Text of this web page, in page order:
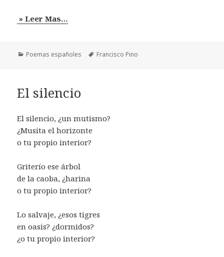
» Leer Mas…
Categorías
Poemas españoles Etiquetas
Francisco Pino
El silencio
El silencio, ¿un mutismo?
¿Musita el horizonte
o tu propio interior?
Griterío ese árbol
de la caoba, ¿harina
o tu propio interior?
Lo salvaje, ¿esos tigres
en oasis? ¿dormidos?
¿o tu propio interior?